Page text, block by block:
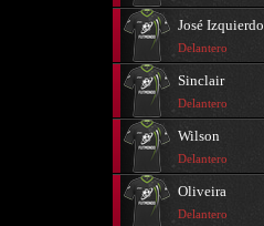
José Izquierdo
Delantero
Sinclair
Delantero
Wilson
Delantero
Oliveira
Delantero